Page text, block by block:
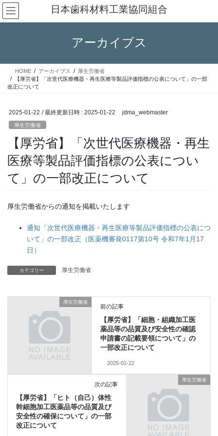
コ
ン
テ
ス
ナ
ビ
ゲ
ン
日本歯科材料工業協同組合
アーカイブス
HOME アーカイブス
厚生労働省
【厚労省】「次世代医療機器・再生医療等製品評価指標の公表について」の一部
改正について
2025-01-22 / 最終更新日時 : 2025-01-22 jdma_webmaster
厚生労働省
【厚労省】「次世代医療機器・再生
医療等製品評価指標の公表につい
て」の一部改正について
厚生労働省からの通知を掲載いたします
通知「次世代医療機器・再生医療等製品評価指標の公表につ
いて」の一部改正（医薬機審発0117第10号 令和7年1月17
日）
カテゴリー 厚生労働省
厚生労働省
前の記事
【厚労省】「細胞・組織加工医
薬品等の品質及び安全性の確認
申請書の記載要領について」の
一部改正について
2025-01-22
厚生労働省
次の記事
【厚労省】「ヒト（自己）体性
幹細胞加工医薬品等の品質及び
安全性の確保について」の一部
改正について